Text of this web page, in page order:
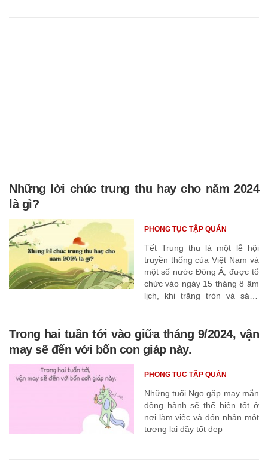
Những lời chúc trung thu hay cho năm 2024
là gì?
Tết Trung thu là một lễ hội
truyền thống của Việt Nam và
một số nước Đông Á, được tổ
chức vào ngày 15 tháng 8 âm
lịch, khi trăng tròn và sáng
như Tết Trông trăng, Tết
Thiếu nhi, Tết Đoàn viên...
PHONG TỤC TẬP QUÁN
Trong hai tuần tới vào giữa tháng 9/2024, vận
may sẽ đến với bốn con giáp này.
Những tuổi Ngọ gặp may mắn
đồng hành sẽ thể hiện tốt ở
nơi làm việc và đón nhận một
tương lai đầy tốt đẹp
PHONG TỤC TẬP QUÁN